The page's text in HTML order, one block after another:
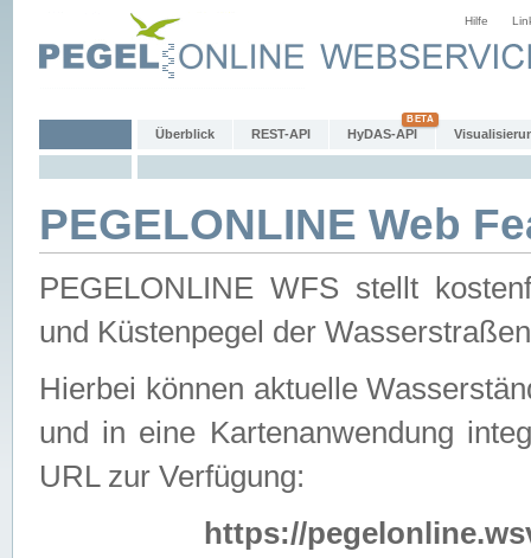
Hilfe
Überblick REST-API HyDAS-API
PEGELONLINE Web
PEGELONLINE WFS stellt
und Küstenpegel der
Hierbei können aktuelle
und in eine Kartenanwendung
URL zur Verfügung:
https://